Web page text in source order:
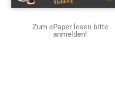
Zum ePaper lesen bitte
anmelden!